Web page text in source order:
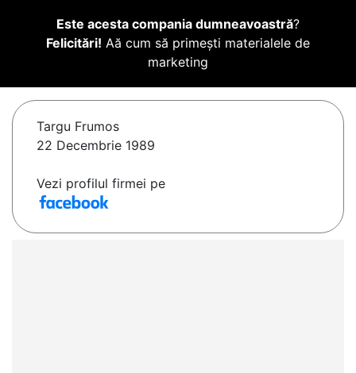
Este acesta compania dumneavoastră?
Felicitări! Aă cum să primești materialele de
marketing
Targu Frumos
22 Decembrie 1989
Vezi profilul firmei pe